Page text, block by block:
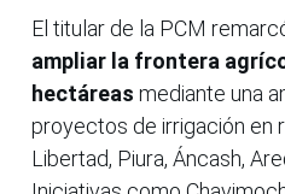
El titular de la PCM
ampliar la frontera
hectáreas mediante una
proyectos de irrigación en
Libertad, Piura, Áncash,